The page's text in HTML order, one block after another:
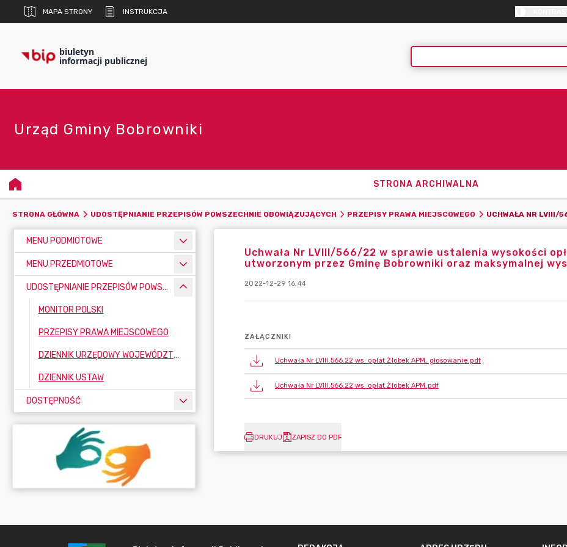
MAPA STRONY INSTRUKCJA
biuletyn
informacji publicznej
Urząd Gminy Bobrowniki
STRONA ARCHIWALNA
STRONA GŁÓWNA UDOSTĘPNIANIE PRZEPISÓW POWSZECHNIE OBOWIĄZUJĄCYCH PRZEPISY PRAWA MIEJSCOWEGO
MENU PODMIOTOWE
MENU PRZEDMIOTOWE
UDOSTĘPNIANIE PRZEPISÓW POWSZECHNIE OBOWIĄZUJĄCYCH
MONITOR POLSKI
PRZEPISY PRAWA MIEJSCOWEGO
DZIENNIK URZĘDOWY WOJEWÓDZTWA ŚLĄSKIEGO
DZIENNIK USTAW
DOSTĘPNOŚĆ
Uchwała Nr LVIII/566/22 w sprawie ustalenia wysokości
utworzonym przez Gminę Bobrowniki oraz maksymalnej
2022-12-29 16:44
ZAŁĄCZNIKI
Uchwała Nr LVIII.566.22 ws. opłat Żłobek APM, głosowanie.pdf
Uchwała Nr LVIII.566.22 ws. opłat Żłobek APM.pdf
DRUKUJ ZAPISZ DO PDF